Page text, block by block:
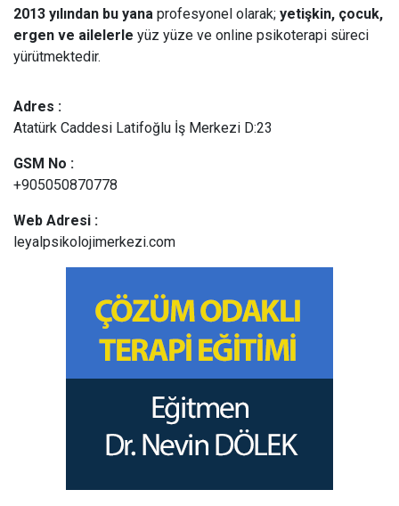
2013 yılından bu yana profesyonel olarak; yetişkin, çocuk,
ergen ve ailelerle yüz yüze ve online psikoterapi süreci
yürütmektedir.
Adres :
Atatürk Caddesi Latifoğlu İş Merkezi D:23
GSM No :
+905050870778
Web Adresi :
leyalpsikolojimerkezi.com